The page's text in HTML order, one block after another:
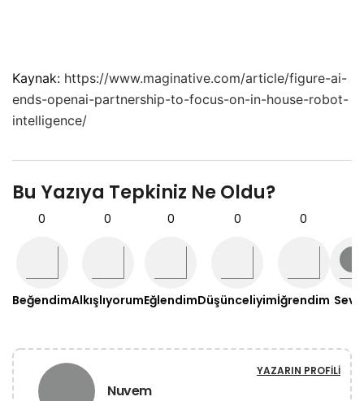
Kaynak: https://www.maginative.com/article/figure-ai-
ends-openai-partnership-to-focus-on-in-house-robot-
intelligence/
Bu Yazıya Tepkiniz Ne Oldu?
0
Beğendim
0
Alkışlıyorum
0
Eğlendim
0
Düşünceliyim
0
İğrendim
Nuvem
YAZARIN PROFILI